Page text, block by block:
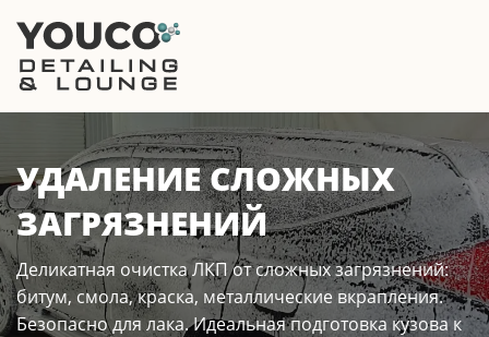
УДАЛЕНИЕ СЛОЖНЫХ
ЗАГРЯЗНЕНИЙ
Деликатная очистка ЛКП от сложных загрязнений:
битум, смола, краска, металлические вкрапления.
Безопасно для лака. Идеальная подготовка кузова к